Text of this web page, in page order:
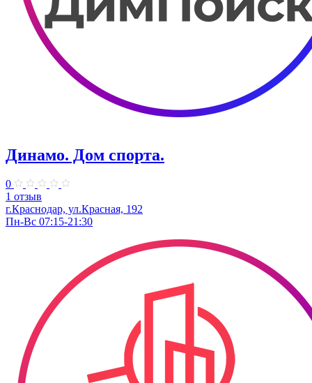
Динамо. Дом спорта.
0
1 отзыв
г.Краснодар, ул.Красная, 192
Пн-Вс 07:15-21:30